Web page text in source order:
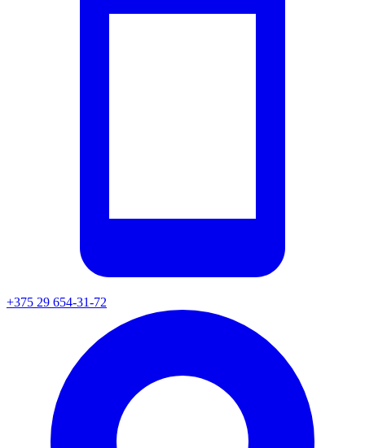
+375 29 654-31-72